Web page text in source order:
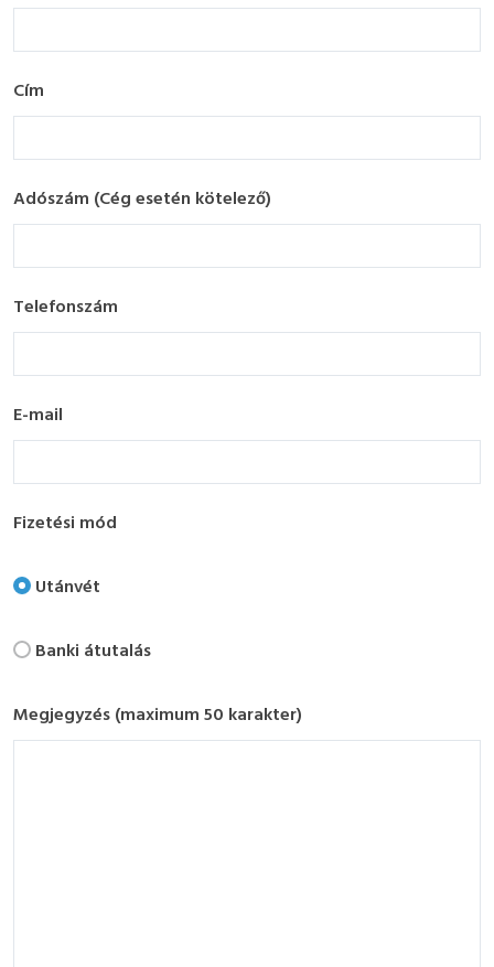
Cím
Adószám (Cég esetén kötelező)
Telefonszám
E-mail
Fizetési mód
Utánvét
Banki átutalás
Megjegyzés (maximum 50 karakter)